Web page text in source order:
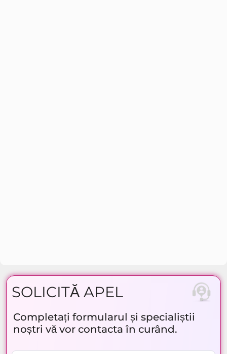
SOLICITĂ APEL
Completați formularul și specialiștii
noștri vă vor contacta în curând.